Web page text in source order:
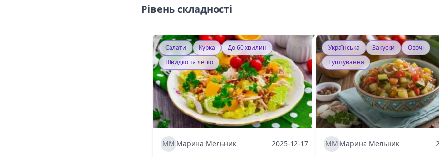
Рівень складності
Салати Курка
До 60 хвилин
Швидко та легко
ММ Марина Мельник 2025-12-17
Українська Закуски
Овочі
Тушкування
ММ Марина Мельник